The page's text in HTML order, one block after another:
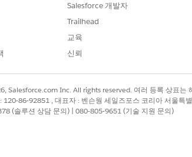
Make sure that you use the exact name
is able to pull the image. For example,
Image
Salesforce 개발자
Trailhead
교육
신뢰
Salesforce.com Inc. All rights reserved. 여러 등록 상표는
120-86-92851 , 대표자 : 벤슨웡 세일즈포스 코리아 서울
(솔루션 상담 문의) | 080-805-9651 (기술 지원 문의)